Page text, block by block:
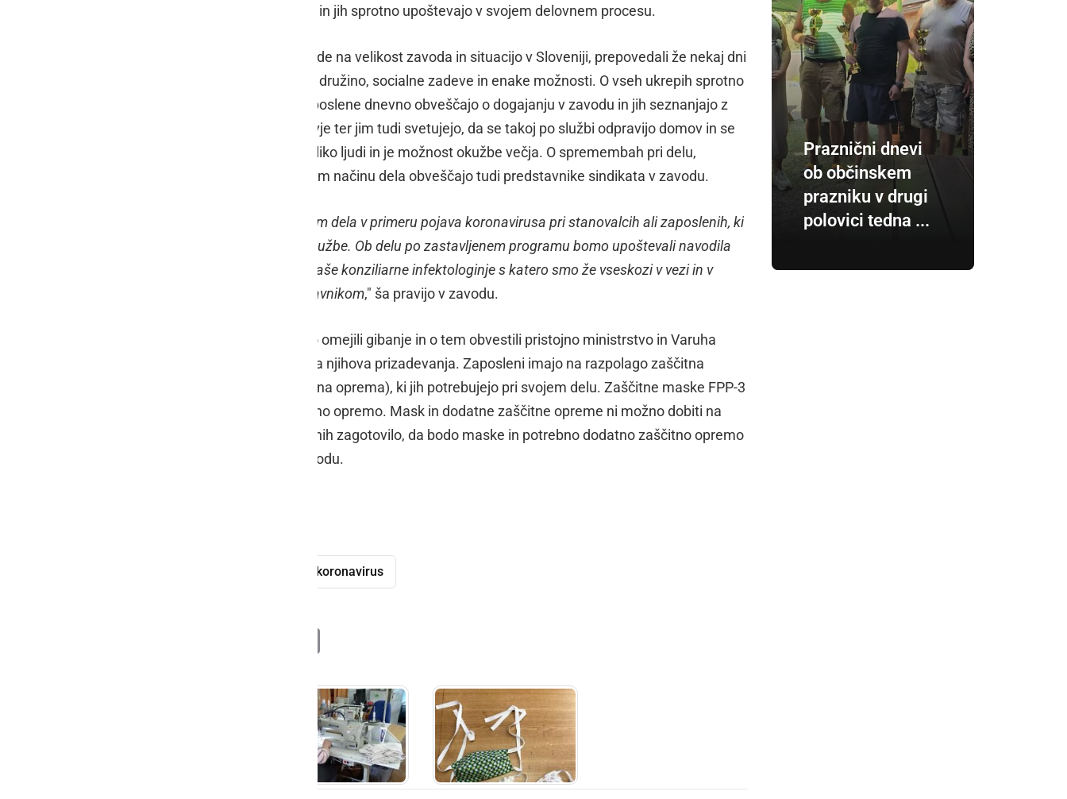
Njihova navodila dnevno spremljajo in jih sprotno upoštevajo v svojem delovnem procesu.
Obiske v zavodu so preventivno, glede na velikost zavoda in situacijo v Sloveniji, prepovedali že nekaj dni
pred navodilom Ministrstva za delo, družino, socialne zadeve in enake možnosti. O vseh ukrepih sprotno
obveščajo svojce in stanovalce. Zaposlene dnevno obveščajo o dogajanju v zavodu in jih seznanjajo z
navodili NIJZ in Ministrstva za zdravje ter jim tudi svetujejo, da se takoj po službi odpravijo domov in se
ne gibajo na mestih, kjer se zbira veliko ljudi in je možnost okužbe večja. O spremembah pri delu,
predvidenih ukrepih in spremenjenem načinu dela obveščajo tudi predstavnike sindikata v zavodu.
Pripravili smo tudi podroben Program dela v primeru pojava koronavirusa pri stanovalcih ali zaposlenih, ki
jasno določa način dela v primeru okužbe. Ob delu po zastavljenem programu bomo upoštevali navodila
za delo NIJZ Maribor in priporočila naše konziliarne infektologinje s katero smo že vseskozi v vezi in v
sodelovanju z našim zavodskim zdravnikom," ša pravijo v zavodu.
V vseh svojih enotah so preventivno omejili gibanje in o tem obvestili pristojno ministrstvo in Varuha
človekovih pravic ter NIJZ, ki podpira njihova prizadevanja. Zaposleni imajo na razpolago zaščitna
sredstva (razkužila in osebna zaščitna oprema), ki jih potrebujejo pri svojem delu. Zaščitne maske FPP-3
imajo naročene in tudi ostalo zaščitno opremo. Mask in dodatne zaščitne opreme ni možno dobiti na
zalogo, ampak imajo s strani pristojnih zagotovilo, da bodo maske in potrebno dodatno zaščitno opremo
dobili v primeru izbruha virusa v zavodu.
koronavirus
PrintFriendly
Praznični dnevi
ob občinskem
prazniku v drugi
polovici tedna ...